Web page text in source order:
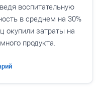
воспитательную
в среднем на 30%
окупили затраты на
продукта.